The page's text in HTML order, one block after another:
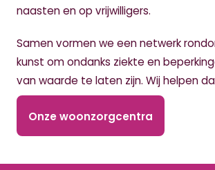
naasten en op vrijwilligers.
Samen vormen we een netwerk
kunst om ondanks ziekte en
van waarde te laten zijn. Wij helpen
Onze woonzorgcentra